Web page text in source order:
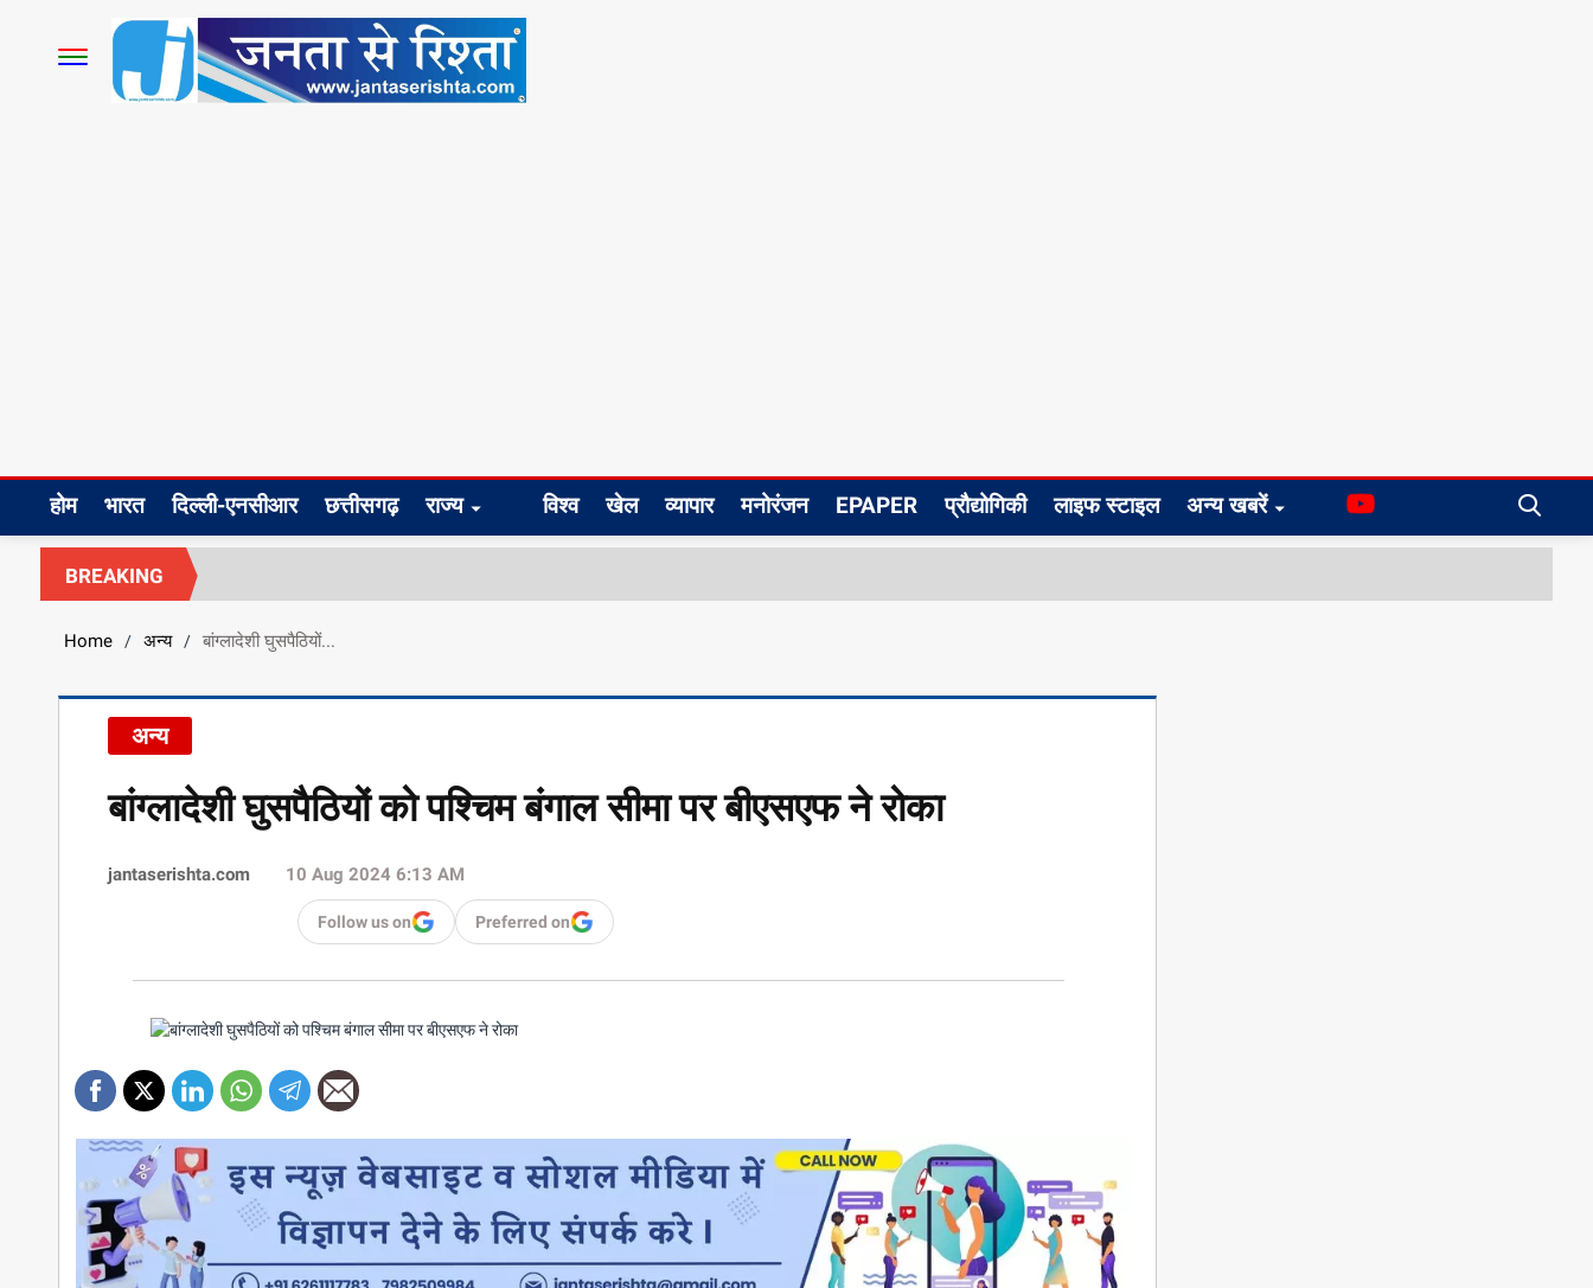
होम भारत दिल्ली-एनसीआर छत्तीसगढ़ राज्य विश्व खेल व्यापार मनोरंजन EPAPER प्रौद्योगिकी लाइफ स्टाइल अन्य खबरें
BREAKING
Home / अन्य / बांग्लादेशी घुसपैठियों...
अन्य
बांग्लादेशी घुसपैठियों को पश्चिम बंगाल सीमा पर बीएसएफ ने रोका
jantaserishta.com 10 Aug 2024 6:13 AM
Follow us on Preferred on